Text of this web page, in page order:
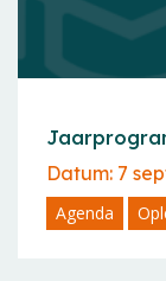
Datum: 7
Agenda